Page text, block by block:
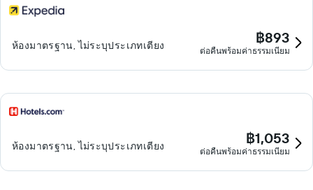
ห้องมาตรฐาน, ไม่ระบุประเภทเตียง ฿893
ต่อคืนพร้อมค่าธรรมเนียม
ห้องมาตรฐาน, ไม่ระบุประเภทเตียง ฿1,053
ต่อคืนพร้อมค่าธรรมเนียม